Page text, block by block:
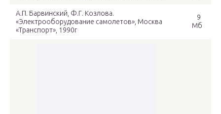
А.П. Барвинский, Ф.Г. Козлова.
«Электрооборудование самолетов», Москва
«Транспорт», 1990г
9
Мб